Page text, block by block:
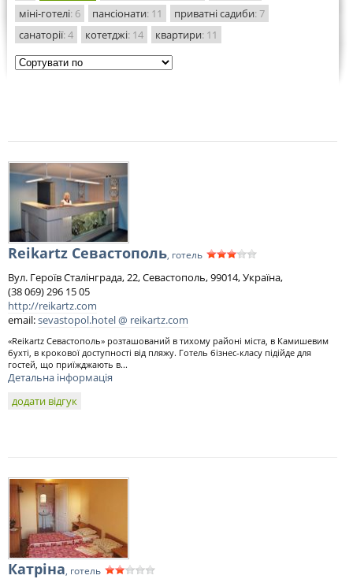
міні-готелі: 6 пансіонати: 11 приватні садиби: 7
санаторії: 4 котетджі: 14 квартири: 11
Reikartz Севастополь, готель
Вул. Героїв Сталінграда, 22, Севастополь, 99014, Україна,
(38 069) 296 15 05
http://reikartz.com
email:sevastopol.hotel @ reikartz.com
«Reikartz Севастополь» розташований в тихому районі міста, в Камишевим
бухті, в крокової доступності від пляжу. Готель бізнес-класу підійде для
гостей, що приїжджають в...
Детальна інформація
додати відгук
Катріна, готель